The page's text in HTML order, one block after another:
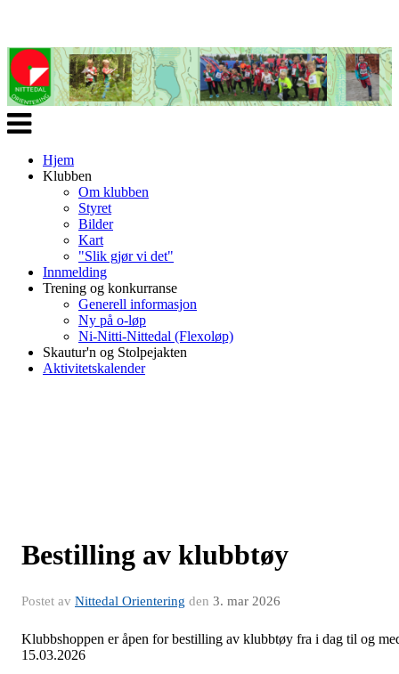
Veksle
navigasjon
Hjem
Klubben
Om klubben
Styret
Bilder
Kart
"Slik gjør vi det"
Innmelding
Trening og konkurranse
Generell informasjon
Ny på o-løp
Ni-Nitti-Nittedal (Flexoløp)
Skautur'n og Stolpejakten
Aktivitetskalender
Bestilling av klubbtøy
Postet av Nittedal Orientering den 3. mar 2026
Klubbshoppen er åpen for bestilling av klubbtøy fra i dag til og
15.03.2026